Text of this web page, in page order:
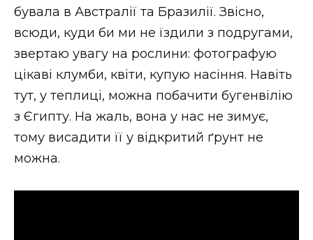
бувала в Австралії та Бразилії. Звісно,
всюди, куди би ми не їздили з подругами,
звертаю увагу на рослини: фотографую
цікаві клумби, квіти, купую насіння. Навіть
тут, у теплиці, можна побачити бугенвілію
з Єгипту. На жаль, вона у нас не зимує,
тому висадити її у відкритий ґрунт не
можна.